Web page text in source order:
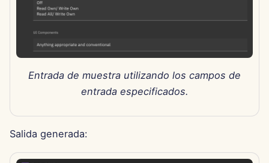
11 de julio de 2025
20 de junio de 2025
6 de junio de 2025
Entrada de muestra utilizando los campos de
entrada especificados.
Salida generada: